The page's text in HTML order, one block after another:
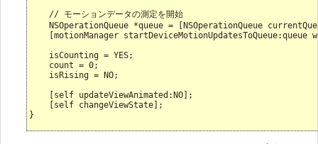
    // モーションデータの測定を開始
NSOperationQueue *queue = [NSOperationQueue
[motionManager startDeviceMotionUpdatesToQueue:queue
    isCounting = YES;
    count = 0;
    isRising = NO;
    [self updateViewAnimated:NO];
    [self changeViewState];
}